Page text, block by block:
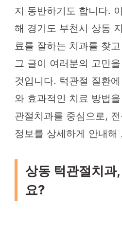
지 동반하기도 합니다.
해 경기도 부천시 상동
료를 잘하는 치과를 찾
그 글이 여러분의 고민
것입니다. 턱관절 질환
와 효과적인 치료 방법
관절치과를 중심으로,
정보를 상세하게 안내해
상동 턱관절치과
요?